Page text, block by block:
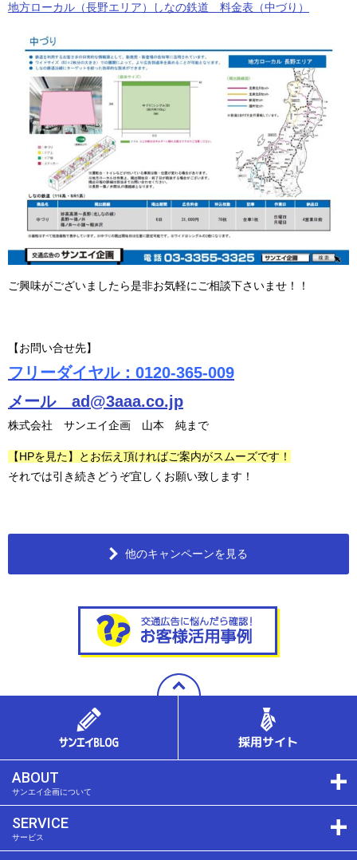
地方ローカル（長野エリア）しなの鉄道 料金表（中づり）
ご興味がございましたら是非お気軽にご相談下さいませ！！
【お問い合せ先】
フリーダイヤル：0120-365-009
メール ad@3aaa.co.jp
株式会社 サンエイ企画 山本 純まで
【HPを見た】とお伝え頂ければご案内がスムーズです！
それでは引き続きどうぞ宜しくお願い致します！
他のキャンペーンを見る
ABOUT
サンエイ企画について
SERVICE
サービス